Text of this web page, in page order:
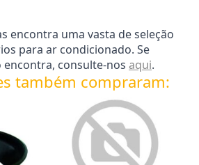
encontra uma vasta de seleção
para ar condicionado. Se
consulte-nos aqui.
também compraram: